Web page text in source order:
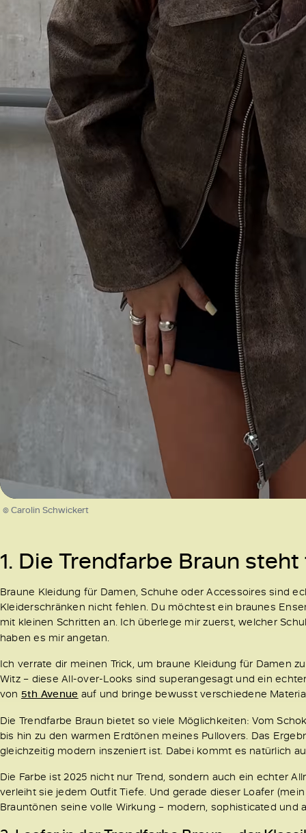
Unmute
© Carolin Schwickert
1. Die Trendfarbe Braun
Braune Kleidung für Damen, Schuhe oder Accessoires sind
Kleiderschränken nicht fehlen. Du möchtest ein braunes
mit kleinen Schritten an. Ich überlege mir zuerst, welcher
haben es mir angetan.
Ich verrate dir meinen Trick, um braune Kleidung für Damen
Witz – diese All-over-Looks sind superangesagt und ein
von 5th Avenue auf und bringe bewusst verschiedene
Die Trendfarbe Braun bietet so viele Möglichkeiten: Vom
bis hin zu den warmen Erdtönen meines Pullovers. Das
gleichzeitig modern inszeniert ist. Dabei kommt es natürlich
Die Farbe ist 2025 nicht nur Trend, sondern auch ein echter
verleiht sie jedem Outfit Tiefe. Und gerade dieser Loafer
Brauntönen seine volle Wirkung – modern, sophisticated und